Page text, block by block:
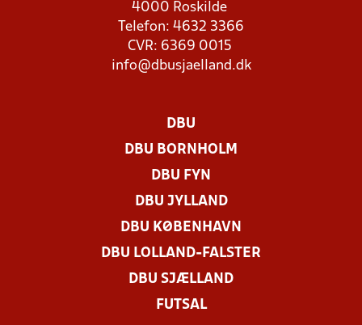
4000 Roskilde
Telefon: 4632 3366
CVR: 6369 0015
info@dbusjaelland.dk
DBU
DBU BORNHOLM
DBU FYN
DBU JYLLAND
DBU KØBENHAVN
DBU LOLLAND-FALSTER
DBU SJÆLLAND
FUTSAL